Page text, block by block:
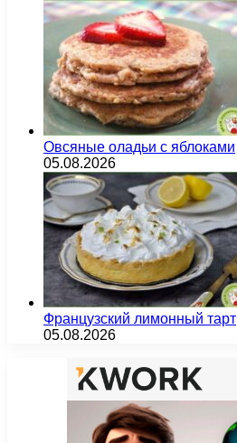
Овсяные оладьи с яблоками
05.08.2026
Французский лимонный тарт
05.08.2026